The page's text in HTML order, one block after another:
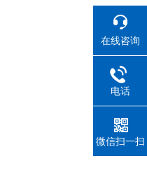
在线咨询
电话
微信扫一扫